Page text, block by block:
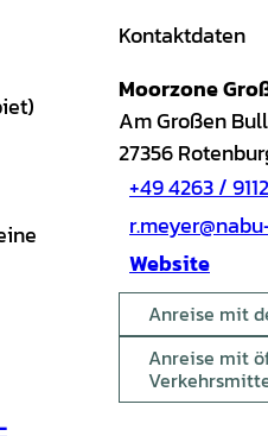
Kontaktdaten
Moorzone
Am Großen
27356
+49 4263 /
Website
Anreise mit
Anreise mit